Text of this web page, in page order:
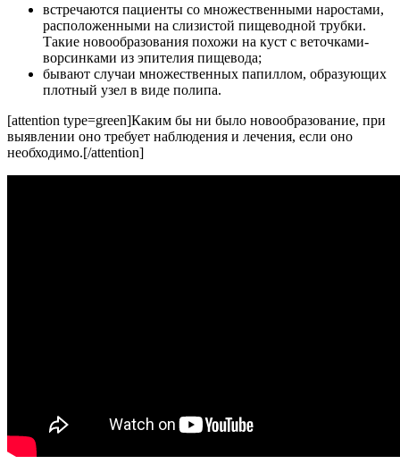
встречаются пациенты со множественными наростами,
расположенными на слизистой пищеводной трубки.
Такие новообразования похожи на куст с веточками-
ворсинками из эпителия пищевода;
бывают случаи множественных папиллом, образующих
плотный узел в виде полипа.
[attention type=green]Каким бы ни было новообразование, при
выявлении оно требует наблюдения и лечения, если оно
необходимо.[/attention]